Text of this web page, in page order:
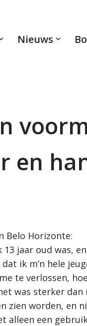
Nieuws
en
Belo Horizonte:
jaar oud was,
ik m’n hele
te verlossen,
was sterker
zien worden, en
alleen een